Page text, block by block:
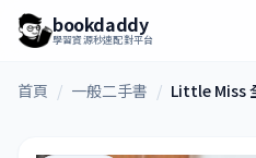
bookdaddy
學習資源秒速配對平台
首頁 / 一般二手書 / Little Miss